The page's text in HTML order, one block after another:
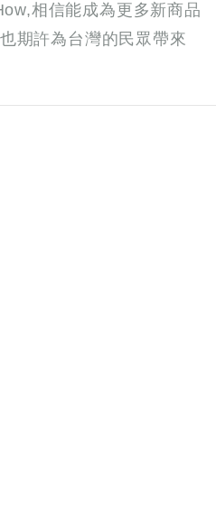
相信能成為更多新商品
期許為台灣的民眾帶來